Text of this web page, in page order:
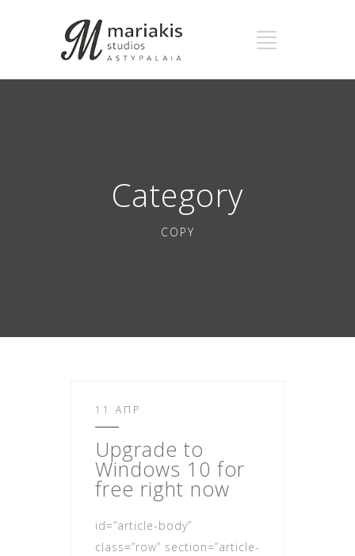
Category
COPY
11 ΑΠΡ
Upgrade to
Windows 10 for
free right now
id=”article-body”
class=”row” section=”article-